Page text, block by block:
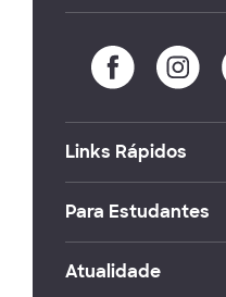
Links Rápidos
Para Estudantes
Atualidade